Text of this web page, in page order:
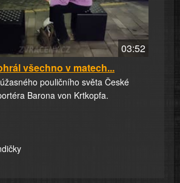
03:52
všechno v matech...
pouličního světa České
Barona von Krtkopfa.